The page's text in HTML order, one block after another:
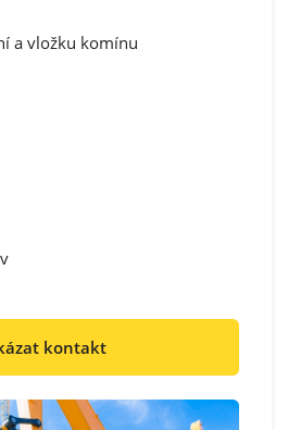
a vložku komínu
kontakt